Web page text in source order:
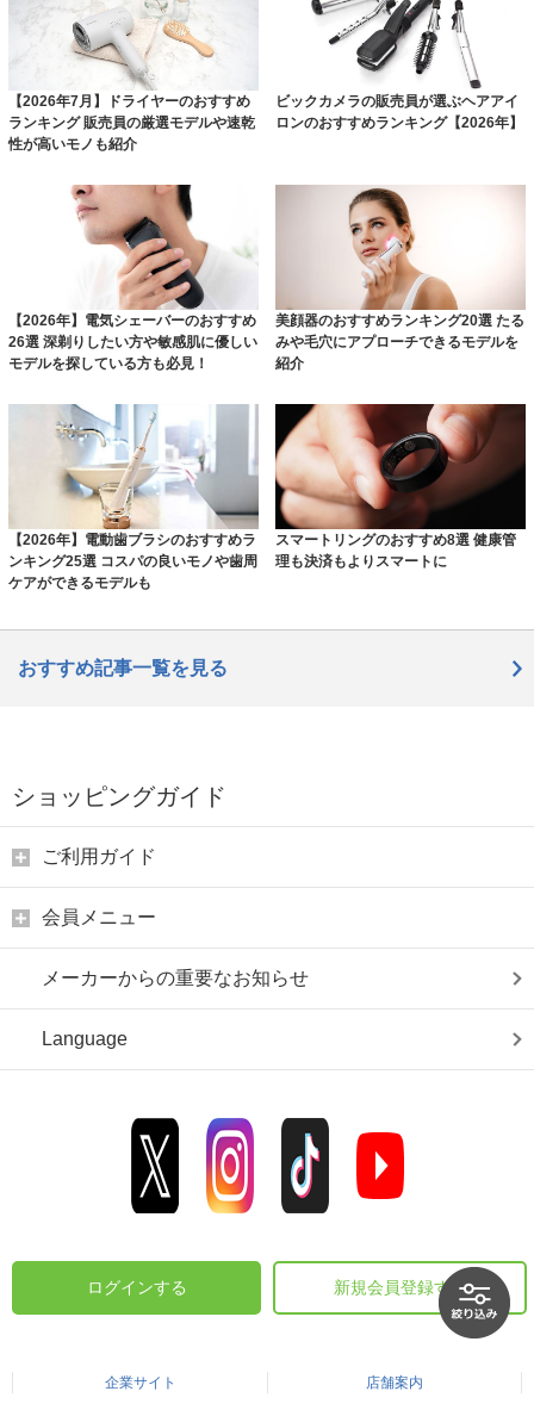
【2026年7月】ドライヤーのおすすめ
ランキング 販売員の厳選モデルや速乾
性が高いモノも紹介
ビックカメラの販売員が選ぶヘアアイ
ロンのおすすめランキング【2026年】
【2026年】電気シェーバーのおすすめ
26選 深剃りしたい方や敏感肌に優しい
モデルを探している方も必見！
美顔器のおすすめランキング20選 たる
みや毛穴にアプローチできるモデルを
紹介
【2026年】電動歯ブラシのおすすめラ
ンキング25選 コスパの良いモノや歯周
ケアができるモデルも
スマートリングのおすすめ8選 健康管
理も決済もよりスマートに
おすすめ記事一覧を見る
ショッピングガイド
ご利用ガイド
会員メニュー
メーカーからの重要なお知らせ
Language
ログインする 新規会員登録する
企業サイト 店舗案内